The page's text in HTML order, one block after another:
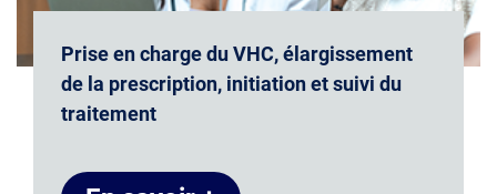
Prise en charge du VHC, élargissement
de la prescription, initiation et suivi du
traitement